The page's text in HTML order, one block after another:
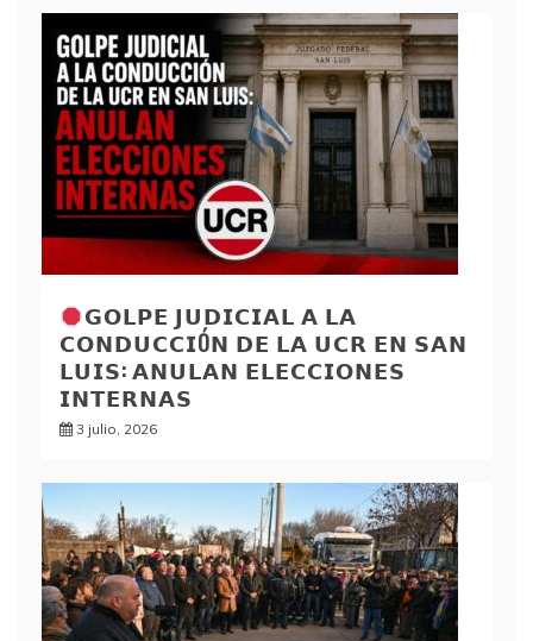
𝗚𝗢𝗟𝗣𝗘 𝗝𝗨𝗗𝗜𝗖𝗜𝗔𝗟 𝗔 𝗟𝗔
𝗖𝗢𝗡𝗗𝗨𝗖𝗖𝗜Ó𝗡 𝗗𝗘 𝗟𝗔 𝗨𝗖𝗥 𝗘𝗡 𝗦𝗔𝗡
𝗟𝗨𝗜𝗦: 𝗔𝗡𝗨𝗟𝗔𝗡 𝗘𝗟𝗘𝗖𝗖𝗜𝗢𝗡𝗘𝗦
𝗜𝗡𝗧𝗘𝗥𝗡𝗔𝗦
3 julio, 2026